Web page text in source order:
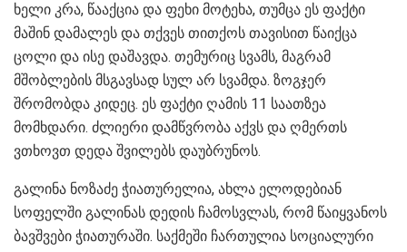
ხელი კრა, წააქცია და ფეხი მოტეხა, თუმცა ეს ფაქტი
მაშინ დამალეს და თქვეს თითქოს თავისით წაიქცა
ცოლი და ისე დაშავდა. თემურიც სვამს, მაგრამ
მშობლების მსგავსად სულ არ სვამდა. ზოგჯერ
შრომობდა კიდეც. ეს ფაქტი ღამის 11 საათზეა
მომხდარი. ძლიერი დამწვრობა აქვს და ღმერთს
ვთხოვთ დედა შვილებს დაუბრუნოს.
გალინა ნოზაძე ჭიათურელია, ახლა ელოდებიან
სოფელში გალინას დედის ჩამოსვლას, რომ წაიყვანოს
ბავშვები ჭიათურაში. საქმეში ჩართულია სოციალური